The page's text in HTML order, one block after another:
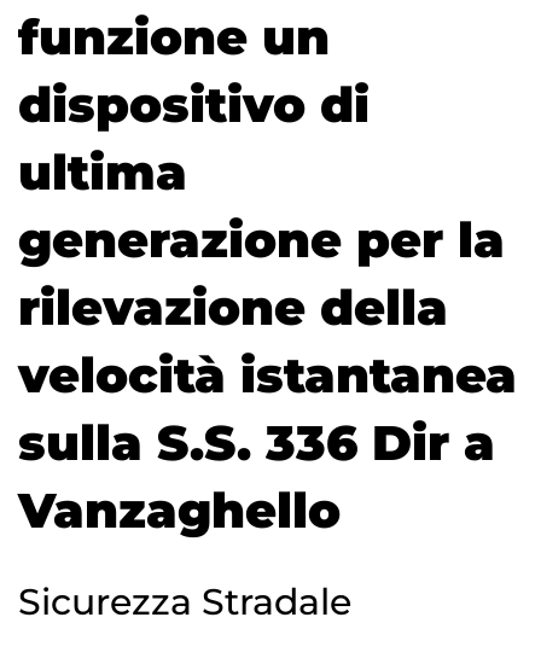
funzione un
dispositivo di
ultima
generazione per la
rilevazione della
velocità istantanea
sulla S.S. 336 Dir a
Vanzaghello
Sicurezza Stradale